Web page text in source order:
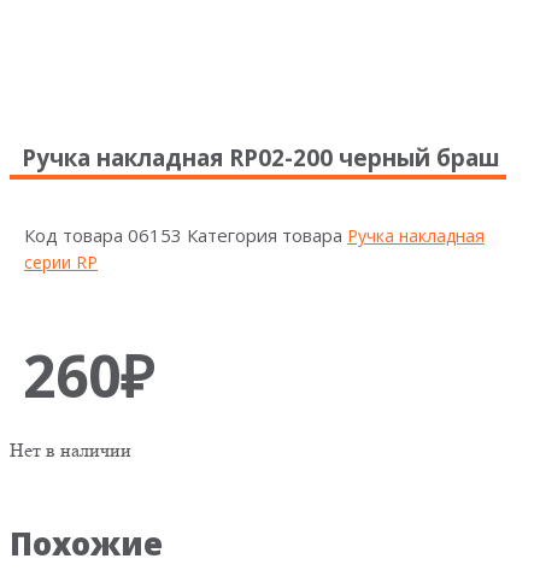
Ручка накладная RP02-200 черный браш
Код товара 06153 Категория товара Ручка накладная
серии RP
260₽
Нет в наличии
Похожие